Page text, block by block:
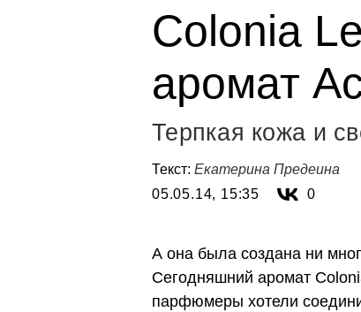
Colonia
аромат
Терпкая кожа и
Текст: Екатерина Предеина
05.05.14, 15:35
0
А она была создана ни
Сегодняшний аромат
парфюмеры хотели